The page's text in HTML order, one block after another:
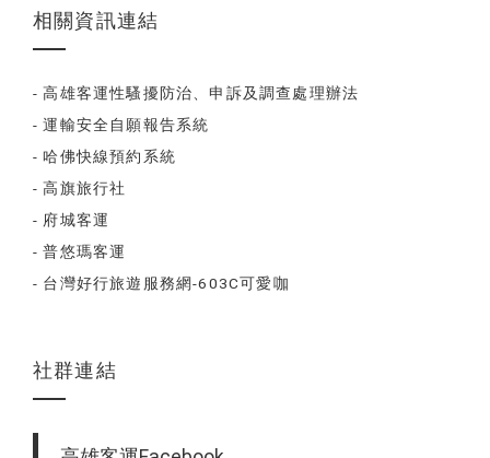
相關資訊連結
- 高雄客運性騷擾防治、申訴及調查處理辦法
- 運輸安全自願報告系統
- 哈佛快線預約系統
- 高旗旅行社
- 府城客運
- 普悠瑪客運
- 台灣好行旅遊服務網-603C可愛咖
社群連結